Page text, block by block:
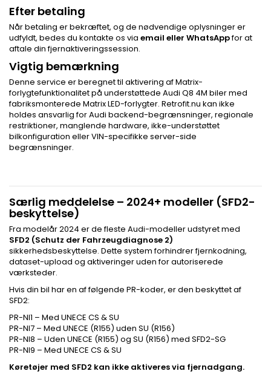
Efter betaling
Når betaling er bekræftet, og de nødvendige oplysninger er
udfyldt, bedes du kontakte os via email eller WhatsAppfor at
aftale din fjernaktiveringssession.
Vigtig bemærkning
Denne service er beregnet til aktivering af Matrix-
forlygtefunktionalitet på understøttede Audi Q8 4M biler med
fabriksmonterede Matrix LED-forlygter. Retrofit.nu kan ikke
holdes ansvarlig for Audi backend-begrænsninger, regionale
restriktioner, manglende hardware, ikke-understøttet
bilkonfiguration eller VIN-specifikke server-side
begrænsninger.
Særlig meddelelse – 2024+ modeller (SFD2-
beskyttelse)
Fra modelår 2024 er de fleste Audi-modeller udstyret med
SFD2 (Schutz der Fahrzeugdiagnose 2)
sikkerhedsbeskyttelse. Dette system forhindrer fjernkodning,
dataset-upload og aktiveringer uden for autoriserede
værksteder.
Hvis din bil har en af følgende PR-koder, er den beskyttet af
SFD2:
PR-NI1 – Med UNECE CS & SU
PR-NI7 – Med UNECE (R155) uden SU (R156)
PR-NI8 – Uden UNECE (R155) og SU (R156) med SFD2-SG
PR-NI9 – Med UNECE CS & SU
Køretøjer med SFD2 kan ikke aktiveres via fjernadgang.